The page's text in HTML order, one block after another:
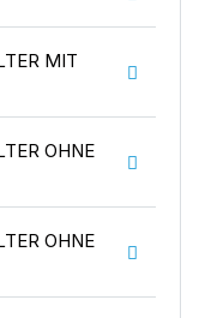
MIT
OHNE
OHNE